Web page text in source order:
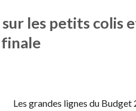
les petits colis
finale
Les grandes lignes du